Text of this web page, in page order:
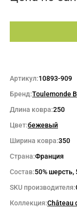
Артикул:10893-909
Бренд:Toulemonde
Длина ковра:250
Цвет:бежевый
Ширина ковра:350
Страна:Франция
Состав:50% шерсть,
SKU производителя:
Коллекция:Château